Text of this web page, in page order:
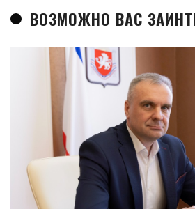
ВОЗМОЖНО ВАС